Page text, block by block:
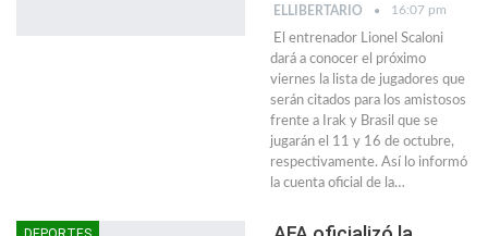
ELLIBERTARIO 16:07 pm
El entrenador Lionel Scaloni
dará a conocer el próximo
viernes la lista de jugadores que
serán citados para los amistosos
frente a Irak y Brasil que se
jugarán el 11 y 16 de octubre,
respectivamente. Así lo informó
la cuenta oficial de la…